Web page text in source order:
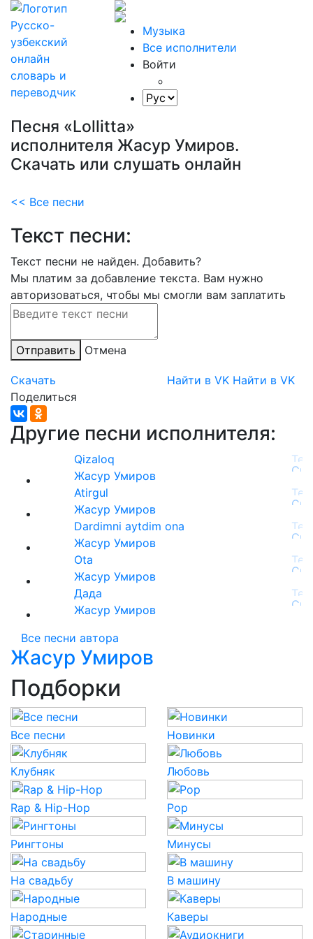
Музыка
Все исполнители
Войти
Песня «Lollitta»
исполнителя Жасур Умиров.
Скачать или слушать онлайн
<< Все песни
Текст песни:
Текст песни не найден. Добавить?
Мы платим за добавление текста. Вам нужно
авторизоваться, чтобы мы смогли вам заплатить
Отправить Отмена
Скачать Найти в VK Найти в VK
Поделиться
Другие песни исполнителя:
Qizaloq
Жасур Умиров
Atirgul
Жасур Умиров
Dardimni aytdim ona
Жасур Умиров
Ota
Жасур Умиров
Дада
Жасур Умиров
Все песни автора
Жасур Умиров
Подборки
Все песни Новинки
Клубняк Любовь
Rap & Hip-Hop Pop
Рингтоны Минусы
На свадьбу В машину
Народные Каверы